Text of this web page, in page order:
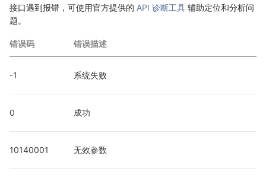
接口遇到报错，可使用官方提供的 API 诊断工具 辅助定位和分析问
题。
错误码 错误描述
-1 系统失败
0 成功
10140001 无效参数